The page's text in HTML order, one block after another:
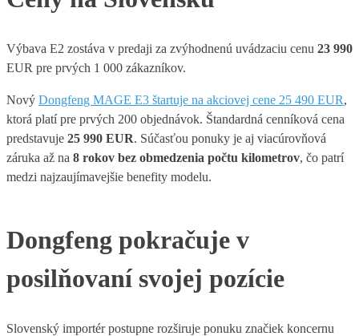
Výbava E2 zostáva v predaji za zvýhodnenú uvádzaciu cenu 23 990
EUR pre prvých 1 000 zákazníkov.
Nový Dongfeng MAGE E3 štartuje na akciovej cene 25 490 EUR,
ktorá platí pre prvých 200 objednávok. Štandardná cenníková cena
predstavuje 25 990 EUR. Súčasťou ponuky je aj viacúrovňová
záruka až na 8 rokov bez obmedzenia počtu kilometrov, čo patrí
medzi najzaujímavejšie benefity modelu.
Dongfeng pokračuje v
posilňovaní svojej pozície
Slovenský importér postupne rozširuje ponuku značiek koncernu